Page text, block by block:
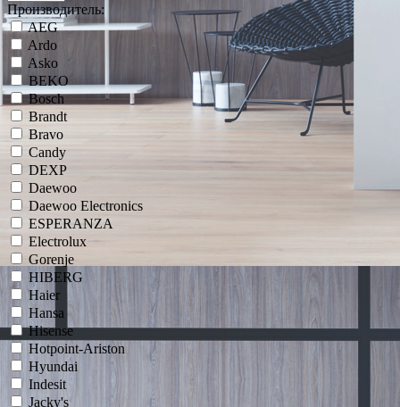
Производитель:
AEG
Ardo
Asko
BEKO
Bosch
Brandt
Bravo
Candy
DEXP
Daewoo
Daewoo Electronics
ESPERANZA
Electrolux
Gorenje
HIBERG
Haier
Hansa
Hisense
Hotpoint-Ariston
Hyundai
Indesit
Jacky's